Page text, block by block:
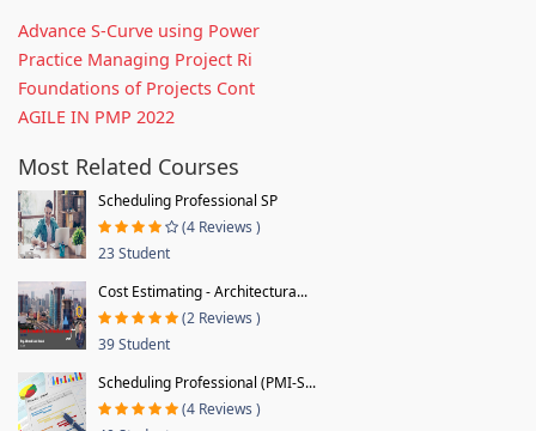
Advance S-Curve using Power
Practice Managing Project Ri
Foundations of Projects Cont
AGILE IN PMP 2022
Most Related Courses
Scheduling Professional SP
(4 Reviews )
23 Student
Cost Estimating - Architectura...
(2 Reviews )
39 Student
Scheduling Professional (PMI-S...
(4 Reviews )